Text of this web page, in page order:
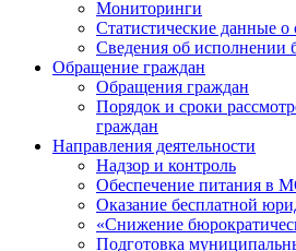
Мониторинги
Статистические данные о
Сведения об исполнении
Обращение граждан
Обращения граждан
Порядок и сроки
граждан
Направления деятельности
Надзор и контроль
Обеспечение питания в
Оказание бесплатной
«Снижение
Подготовка